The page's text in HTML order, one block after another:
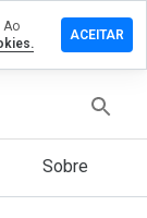
Sobre
Ao
ACEITAR